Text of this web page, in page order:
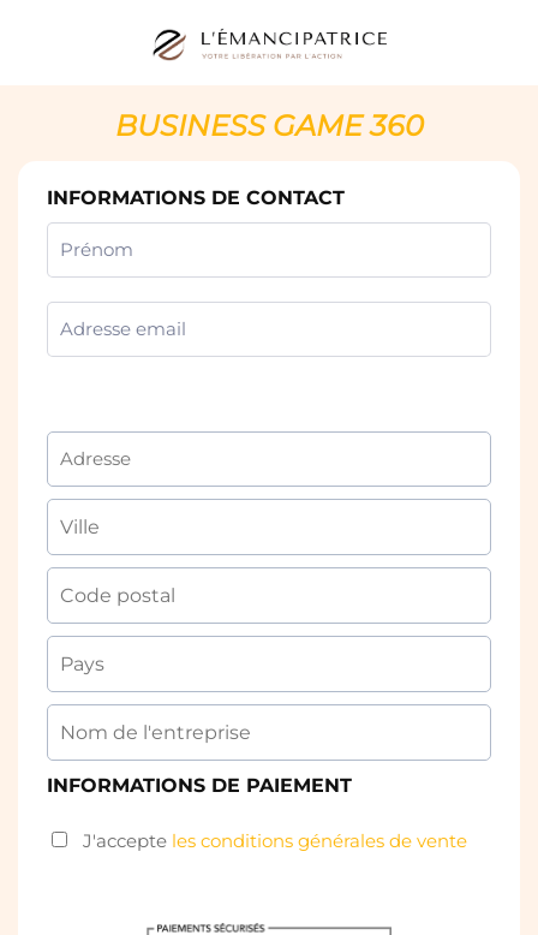
BUSINESS GAME 360
INFORMATIONS DE CONTACT
INFORMATIONS DE PAIEMENT
J'accepte les conditions générales de vente